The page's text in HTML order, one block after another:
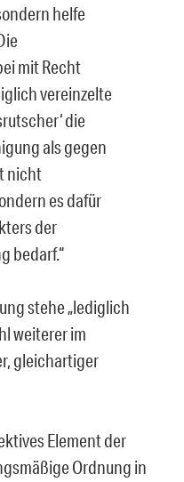
helfe
mit Recht
vereinzelte
die
als gegen
nicht
es dafür
der
bedarf.“
stehe „lediglich
weiterer im
gleichartiger
Element der
Ordnung in